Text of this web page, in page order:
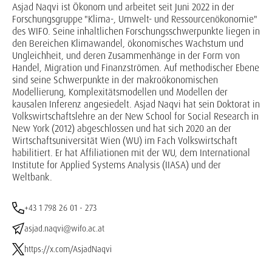
Asjad Naqvi ist Ökonom und arbeitet seit Juni 2022 in der
Forschungsgruppe "Klima-, Umwelt- und Ressourcenökonomie"
des WIFO. Seine inhaltlichen Forschungsschwerpunkte liegen in
den Bereichen Klimawandel, ökonomisches Wachstum und
Ungleichheit, und deren Zusammenhänge in der Form von
Handel, Migration und Finanzströmen. Auf methodischer Ebene
sind seine Schwerpunkte in der makroökonomischen
Modellierung, Komplexitätsmodellen und Modellen der
kausalen Inferenz angesiedelt. Asjad Naqvi hat sein Doktorat in
Volkswirtschaftslehre an der New School for Social Research in
New York (2012) abgeschlossen und hat sich 2020 an der
Wirtschaftsuniversität Wien (WU) im Fach Volkswirtschaft
habilitiert. Er hat Affiliationen mit der WU, dem International
Institute for Applied Systems Analysis (IIASA) und der
Weltbank.
+43 1 798 26 01 - 273
asjad.naqvi@wifo.ac.at
https://x.com/AsjadNaqvi